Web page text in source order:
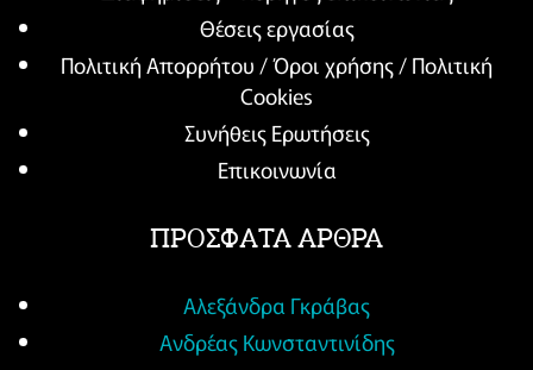
Θέσεις εργασίας
Πολιτική Απορρήτου / Όροι χρήσης / Πολιτική
Cookies
Συνήθεις Ερωτήσεις
Επικοινωνία
ΠΡΟΣΦΑΤΑ ΑΡΘΡΑ
Αλεξάνδρα Γκράβας
Ανδρέας Κωνσταντινίδης